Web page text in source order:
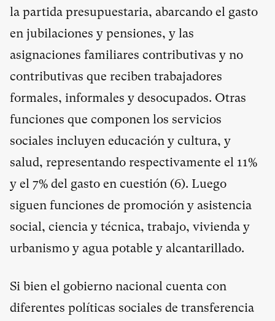
la partida presupuestaria, abarcando el gasto
en jubilaciones y pensiones, y las
asignaciones familiares contributivas y no
contributivas que reciben trabajadores
formales, informales y desocupados. Otras
funciones que componen los servicios
sociales incluyen educación y cultura, y
salud, representando respectivamente el 11%
y el 7% del gasto en cuestión (6). Luego
siguen funciones de promoción y asistencia
social, ciencia y técnica, trabajo, vivienda y
urbanismo y agua potable y alcantarillado.
Si bien el gobierno nacional cuenta con
diferentes políticas sociales de transferencia